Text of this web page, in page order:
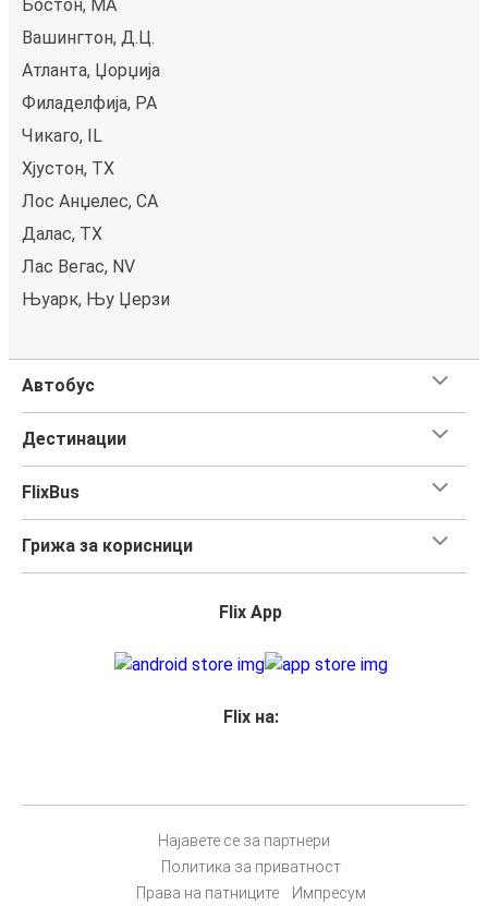
Бостон, MA
Вашингтон, Д.Ц.
Атланта, Џорџија
Филаделфија, PA
Чикаго, IL
Хјустон, TX
Лос Анџелес, CA
Далас, TX
Лас Вегас, NV
Њуарк, Њу Џерзи
Автобус
Дестинации
FlixBus
Грижа за корисници
Flix App
Flix на:
Најавете се за партнери
Политика за приватност
Права на патниците
Импресум